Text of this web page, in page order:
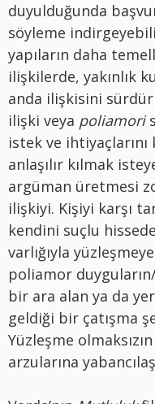
duyulduğunda
söyleme
yapıların daha
ilişkilerde, yakınlık
anda ilişkisini
ilişki veya poliamori
istek ve ihtiyaçlarını
anlaşılır kılmak
argüman üretmesi
ilişkiyi. Kişiyi karşı
kendini suçlu
varlığıyla
poliamor
bir ara alan ya da
geldiği bir çatışma
Yüzleşme
arzularına